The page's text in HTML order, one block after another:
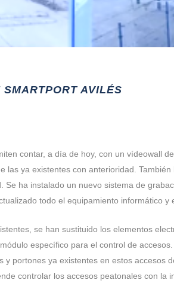
AVILÉS
contar, a día de hoy, con un vídeowall
ya existentes con anterioridad.
ha instalado un nuevo sistema de
todo el equipamiento informático y
se han sustituido los elementos
específico para el control de
portones ya existentes en estos accesos
controlar los accesos peatonales con la